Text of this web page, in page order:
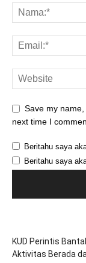
Save my
next time I
Beritahu saya
Beritahu saya
KUD Perintis
Aktivitas Berada